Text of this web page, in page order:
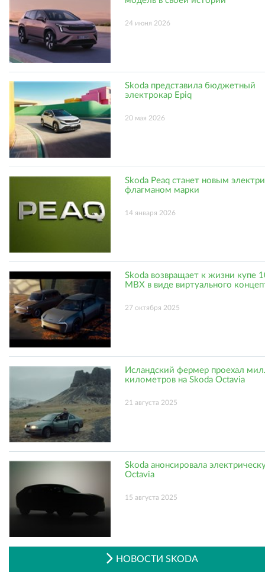
24 июня 2026
Skoda представила бюджетный
электрокар Epiq
20 мая 2026
Skoda Peaq станет новым
флагманом марки
14 января 2026
Skoda возвращает к жизни купе
MBX в виде виртуального
27 октября 2025
Исландский фермер проехал
километров на Skoda Octavia
21 августа 2025
Skoda анонсировала
Octavia
15 августа 2025
НОВОСТИ SKODA